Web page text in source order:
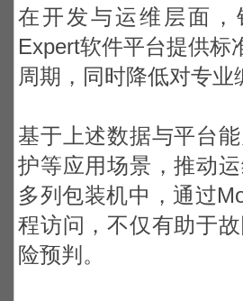
在开发与运维层面，
Expert软件平台提供标
周期，同时降低对专
基于上述数据与平台
护等应用场景，推动
多列包装机中，通过
程访问，不仅有助于
险预判。